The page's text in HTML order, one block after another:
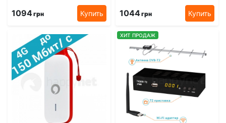
1094грн Купить 1044грн Купить
ХИТ ПРОДАЖ